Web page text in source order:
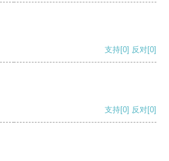
支持[0] 反对[0]
支持[0] 反对[0]